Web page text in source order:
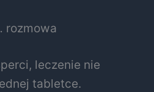
rozmowa
leczenie nie
tabletce.